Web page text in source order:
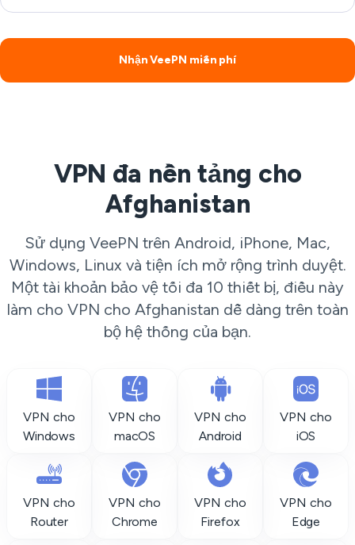
Nhận VeePN miễn phí
VPN đa nền tảng cho
Afghanistan
Sử dụng VeePN trên Android, iPhone, Mac,
Windows, Linux và tiện ích mở rộng trình duyệt.
Một tài khoản bảo vệ tối đa 10 thiết bị, điều này
làm cho VPN cho Afghanistan dễ dàng trên toàn
bộ hệ thống của bạn.
VPN cho
Windows
VPN cho
macOS
VPN cho
Android
VPN cho
iOS
VPN cho
Router
VPN cho
Chrome
VPN cho
Firefox
VPN cho
Edge